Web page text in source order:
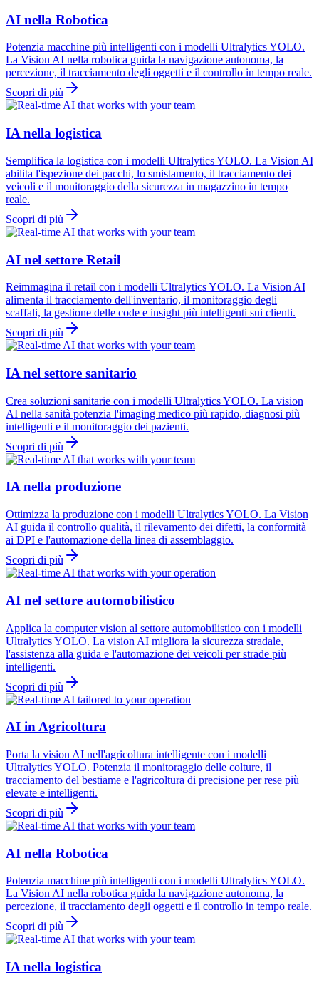
AI nella Robotica
Potenzia macchine più intelligenti con i modelli Ultralytics YOLO.
La Vision AI nella robotica guida la navigazione autonoma, la
percezione, il tracciamento degli oggetti e il controllo in tempo reale.
Scopri di più
IA nella logistica
Semplifica la logistica con i modelli Ultralytics YOLO. La Vision AI
abilita l'ispezione dei pacchi, lo smistamento, il tracciamento dei
veicoli e il monitoraggio della sicurezza in magazzino in tempo
reale.
Scopri di più
AI nel settore Retail
Reimmagina il retail con i modelli Ultralytics YOLO. La Vision AI
alimenta il tracciamento dell'inventario, il monitoraggio degli
scaffali, la gestione delle code e insight più intelligenti sui clienti.
Scopri di più
IA nel settore sanitario
Crea soluzioni sanitarie con i modelli Ultralytics YOLO. La vision
AI nella sanità potenzia l'imaging medico più rapido, diagnosi più
intelligenti e il monitoraggio dei pazienti.
Scopri di più
IA nella produzione
Ottimizza la produzione con i modelli Ultralytics YOLO. La Vision
AI guida il controllo qualità, il rilevamento dei difetti, la conformità
ai DPI e l'automazione della linea di assemblaggio.
Scopri di più
AI nel settore automobilistico
Applica la computer vision al settore automobilistico con i modelli
Ultralytics YOLO. La vision AI migliora la sicurezza stradale,
l'assistenza alla guida e l'automazione dei veicoli per strade più
intelligenti.
Scopri di più
AI in Agricoltura
Porta la vision AI nell'agricoltura intelligente con i modelli
Ultralytics YOLO. Potenzia il monitoraggio delle colture, il
tracciamento del bestiame e l'agricoltura di precisione per rese più
elevate e intelligenti.
Scopri di più
AI nella Robotica
Potenzia macchine più intelligenti con i modelli Ultralytics YOLO.
La Vision AI nella robotica guida la navigazione autonoma, la
percezione, il tracciamento degli oggetti e il controllo in tempo reale.
Scopri di più
IA nella logistica